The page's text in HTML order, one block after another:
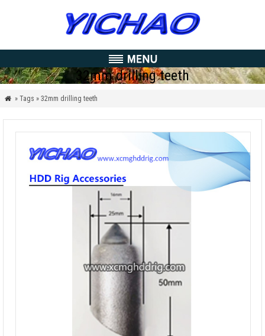
32mm drilling teeth
 » Tags » 32mm drilling teeth